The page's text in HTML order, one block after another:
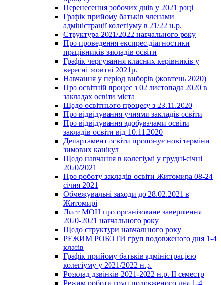
Перенесення робочих днів у 2021 році
Графік прийому батьків членами
адміністрації колегіуму в 21/22 н.р.
Структура 2021/2022 навчального року
Про проведення експрес-діагностики
працівників закладів освіти
Графік чергування класних керівників у
вересні-жовтні 2021р.
Навчання у період виборів (жовтень 2020)
Про освітній процес з 02 листопада 2020 в
закладах освіти міста
Щодо освітнього процесу з 23.11.2020
Про відвідування учнями закладів освіти
Про відвідування здобувачами освіти
закладів освіти від 10.11.2020
Департамент освіти пропонує нові терміни
зимових канікул
Щодо навчання в колегіумі у грудні-січні
2020/2021
Про роботу закладів освіти Житомира 08-24
січня 2021
Обмежувальні заходи до 28.02.2021 в
Житомирі
Лист МОН про організоване завершення
2020-2021 навчального року
Щодо структури навчального року
РЕЖИМ РОБОТИ груп подовженого дня 1-4
класів
Графік прийому батьків адміністрацією
колегіуму у 2021/2022 н.р.
Розклад дзвінків 2021-2022 н.р. ІІ семестр
Режим роботи груп подовженого дня 1-4